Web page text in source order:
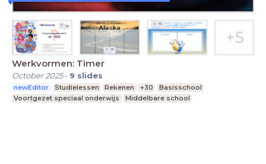
Werkvormen: Timer
October 2025- 9 slides
newEditor Studielessen Rekenen +30
Basisschool
Voortgezet speciaal onderwijs
Middelbare school